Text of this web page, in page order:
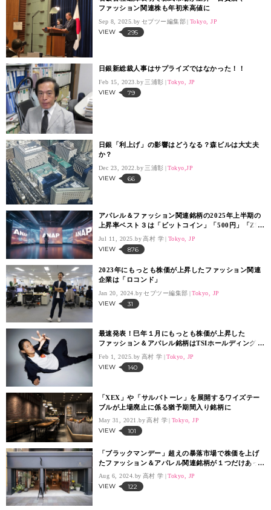
ファッション関連株も年初来高値に
Sep 8, 2025. セブツー編集部 Tokyo, JP
VIEW 295
日銀新総裁人事はサプライズではなかった！！
Feb 15, 2023. 三浦彰 Tokyo, JP
VIEW 79
日銀「利上げ」の影響はどうなる？森ビルは大丈夫
か？
Dec 23, 2022. 三浦彰 Tokyo,JP
VIEW 66
アパレル＆ファッション関連銘柄の2025年上半期の
上昇率ベスト３は「ビットコイン」「500円」「Z世
代」銘柄の「株高新御三家」
Jul 11, 2025. 高村 学 Tokyo, JP
VIEW 876
2023年にもっとも株価が上昇したファッション関連
企業は「ロコンド」
Jan 20, 2024. セブツー編集部 Tokyo, JP
VIEW 31
最速発表！巳年１月にもっとも株価が上昇した
ファッション＆アパレル銘柄はTSIホールディング
ス、パレモHD、良品計画
Feb 1, 2025. 高村 学 Tokyo, JP
VIEW 140
「XEX」や「サルバトーレ」を展開するワイズテー
ブルが上場廃止に係る猶予期間入り銘柄に
May 31, 2021. 高村 学 Tokyo, JP
VIEW 101
「ブラックマンデー」超えの暴落市場で株価を上げ
たファッション＆アパレル関連銘柄が１つだけあっ
た！
Aug 6, 2024. 高村 学 Tokyo, JP
VIEW 122